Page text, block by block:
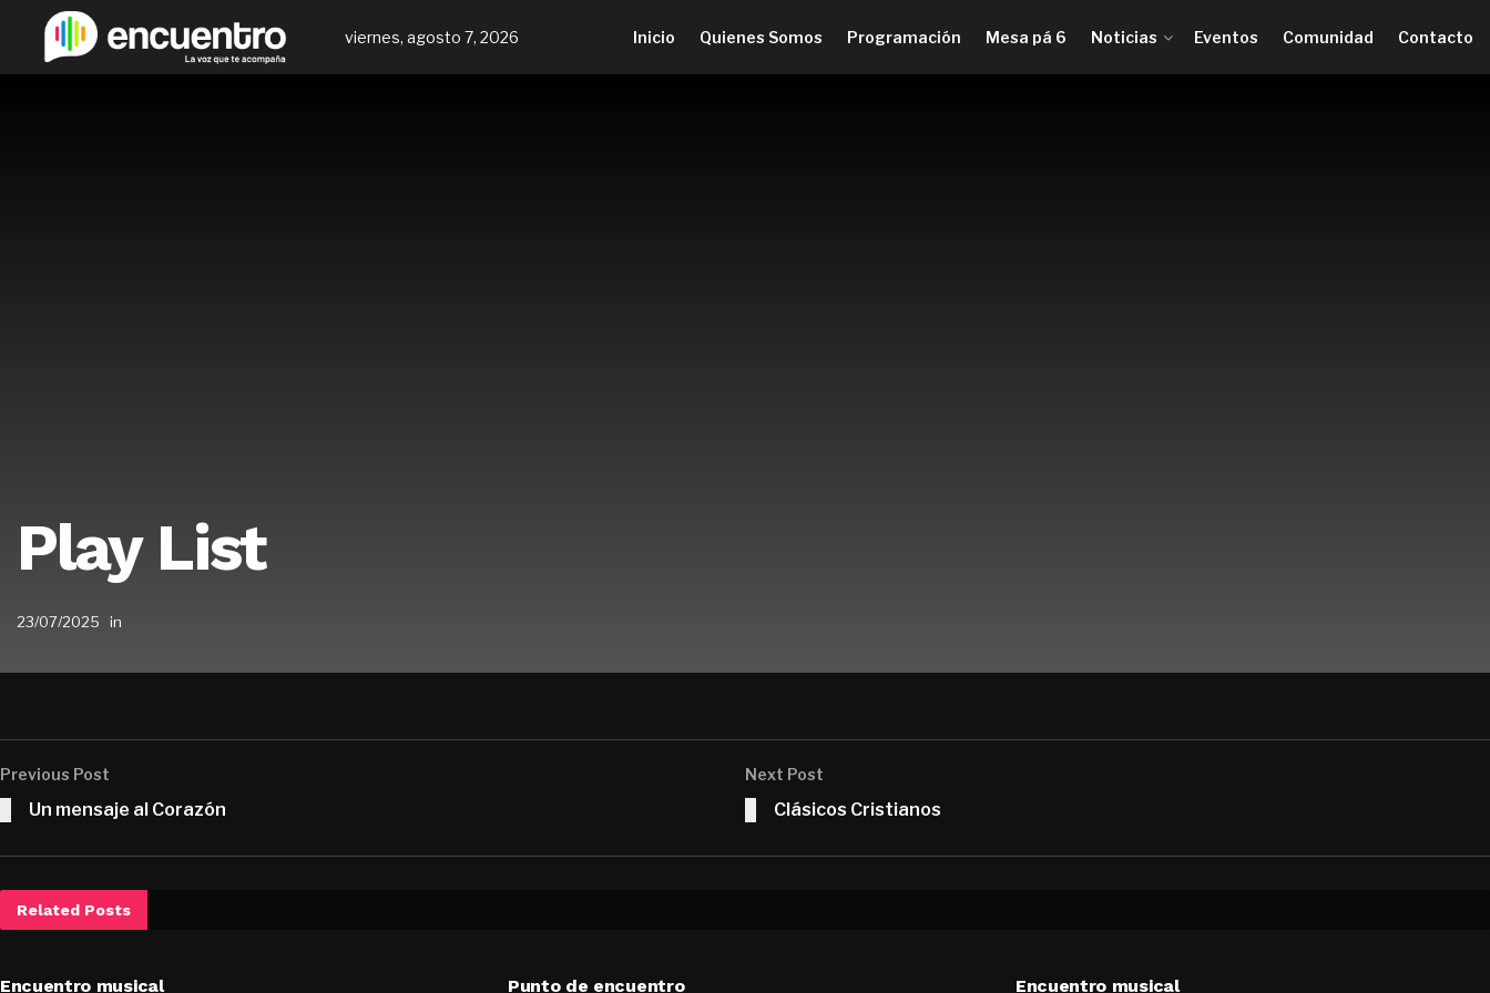
viernes, agosto 7, 2026 Inicio Quienes Somos Programación Mesa pá 6 Noticias Eventos Comunidad Contacto
Play List
23/07/2025 in
Previous Post
Un mensaje al Corazón
Next Post
Clásicos Cristianos
Related Posts
Encuentro musical Punto de encuentro Encuentro musical